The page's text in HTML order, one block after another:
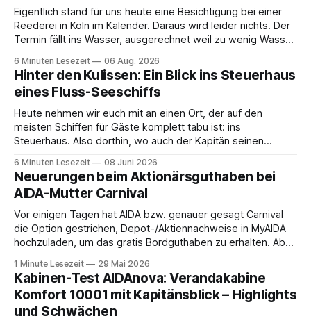
Eigentlich stand für uns heute eine Besichtigung bei einer
Reederei in Köln im Kalender. Daraus wird leider nichts. Der
Termin fällt ins Wasser, ausgerechnet weil zu wenig Wasser
und fahren mit Thurgau Travel die Donau hinunter Richtung
Budapest. Auch
6 Minuten Lesezeit 06 Aug. 2026
Hinter den Kulissen: Ein Blick ins Steuerhaus
eines Fluss-Seeschiffs
Heute nehmen wir euch mit an einen Ort, der auf den
meisten Schiffen für Gäste komplett tabu ist: ins
Steuerhaus. Also dorthin, wo auch der Kapitän seinen
Saxonia ging es zur Mittagszeit von Mainz Richtung Koblenz
– und wir durften für ein
6 Minuten Lesezeit 08 Juni 2026
Neuerungen beim Aktionärsguthaben bei
AIDA-Mutter Carnival
Vor einigen Tagen hat AIDA bzw. genauer gesagt Carnival
die Option gestrichen, Depot-/Aktiennachweise in MyAIDA
hochzuladen, um das gratis Bordguthaben zu erhalten. Ab
werden, um das Bordguthaben zu erhalten. Bereits vor
einiger Zeit wurde zudem die Möglichkeit gestrichen, das
Bordguthaben per
1 Minute Lesezeit 29 Mai 2026
Kabinen-Test AIDAnova: Verandakabine
Komfort 10001 mit Kapitänsblick – Highlights
und Schwächen